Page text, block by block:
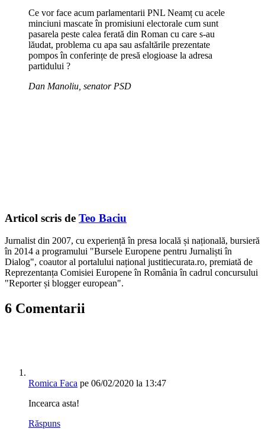
Ce vor face acum parlamentarii PNL Neamț cu acele
minciuni mascate în promisiuni electorale cum sunt
pasarela peste calea ferată din Roman cu care s-au
lăudat, problema cu apa sau asfaltările prezentate
pompos în conferințe de presă elogioase la adresa
partidului ?
Dan Manoliu, senator PSD
Articol scris de Teo Baciu
Jurnalist din 2007, cu experiență în presa locală și națională, bursieră
în 2014 a programului "Bursele Europene pentru Jurnaliști în
Dialog", coautor al portalului național justitiecurata.ro, premiată de
Reprezentanța Comisiei Europene în România în cadrul concursului
"Reporter și blogger european".
6 Comentarii
Romica Faca pe 06/02/2020 la 13:47
Incearca asta!
Răspuns